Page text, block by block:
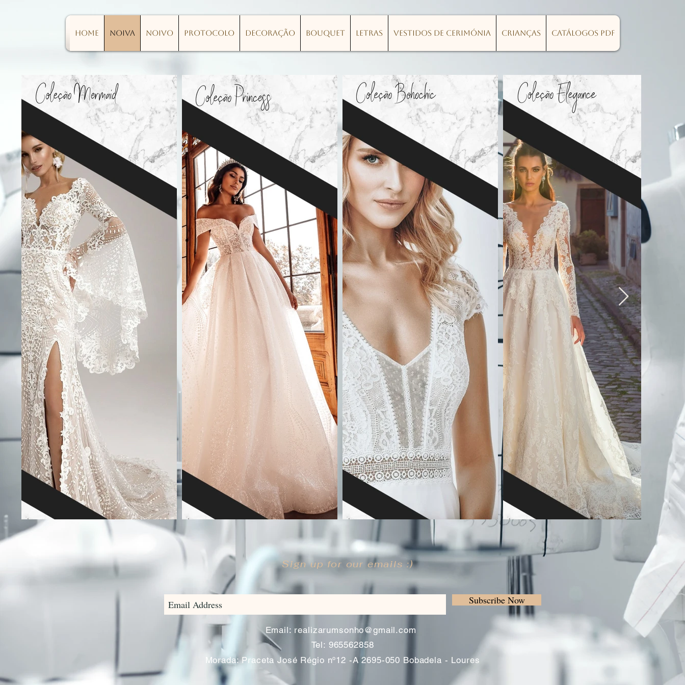
Home Noiva Noivo Protocolo Decoração Bouquet Letras Vestidos de Cerimónia Crianças Catálogos PDF
Sign up for our emails :)
Subscribe Now
Email: realizarumsonho@gmail.com
Tel: 965562858
Morada: Praceta José Régio nº12 -A 2695-050 Bobadela - Loures